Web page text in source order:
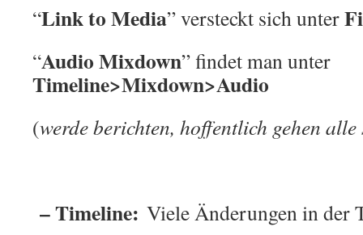
“Link to Media” versteckt sich unter
“Audio Mixdown” findet man unter
Timeline>Mixdown>Audio
(werde berichten, hoffentlich gehen
– Timeline: Viele Änderungen in der